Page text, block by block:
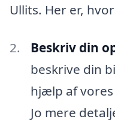
Ullits. Her er,
Beskriv din
beskrive din
hjælp af
Jo mere